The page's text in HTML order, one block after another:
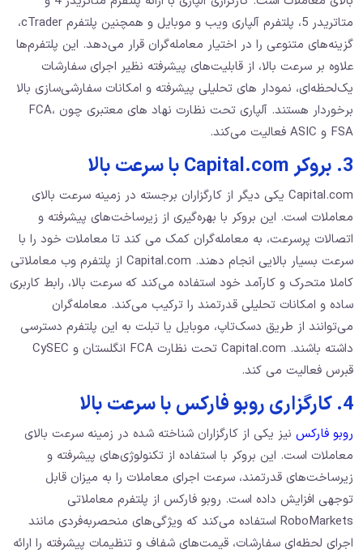
متاتریدر 5، پلتفرم آلپاری ویب و موبایل و همچنین پلتفرم cTrader،
گزینه‌های متنوعی را در اختیار معامله‌گران قرار می‌دهد. این پلتفرم‌ها
علاوه بر سرعت بالا، از قابلیت‌های پیشرفته نظیر اجرای سفارشات
یک‌لحظه‌ای، نمودار های تحلیلی پیشرفته و امکانات سفارشی‌سازی بالا
برخوردار هستند. آلپاری تحت نظارت نهاد های معتبری چون FCA،
FSA و ASIC فعالیت می‌کند.
3. بروکر Capital.com با سرعت بالا
Capital.com یکی دیگر از کارگزاران برجسته در زمینه سرعت بالای
معاملات است. این بروکر با بهره‌گیری از زیرساخت‌های پیشرفته و
اتصالات پرسرعت، به معامله‌گران کمک می کند تا معاملات خود را با
سرعت بسیار بالایی انجام دهند. Capital.com از پلتفرم وب معاملاتی
کاملا متحرک و کارآمد خود استفاده می‌کند که سرعت بالا، رابط کاربری
ساده و امکانات تحلیلی قدرتمند را ترکیب می‌کند. معامله‌گران
می‌توانند از طریق دسک‌تاپ، موبایل یا تبلت به این پلتفرم دسترسی
داشته باشند. Capital.com تحت نظارت FCA انگلستان و CySEC
قبرس فعالیت می کند.
4. کارگزاری روبو فارکس با سرعت بالا
روبو فارکس نیز یکی از کارگزاران شناخته شده در زمینه سرعت بالای
معاملات است. این بروکر با استفاده از تکنولوژی‌های پیشرفته و
زیرساخت‌های قدرتمند، سرعت اجرای معاملات را به میزان قابل
توجهی افزایش داده است. روبو فارکس از پلتفرم معاملاتی
RoboMarkets استفاده می‌کند که ویژگی‌های منحصربه‌فردی مانند
اجرای لحظه‌ای سفارشات، قیمت‌های شفاف و تنظیمات پیشرفته را ارائه